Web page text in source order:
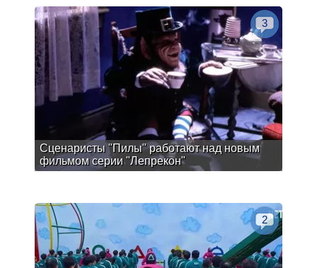
Сценаристы "Пилы" работают над новым
фильмом серии "Лепрекон"
3
2